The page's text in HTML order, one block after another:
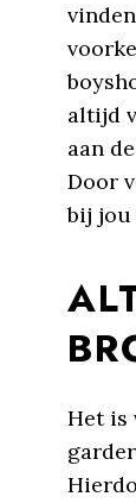
altijd
aan
Door
bij jou
Het is